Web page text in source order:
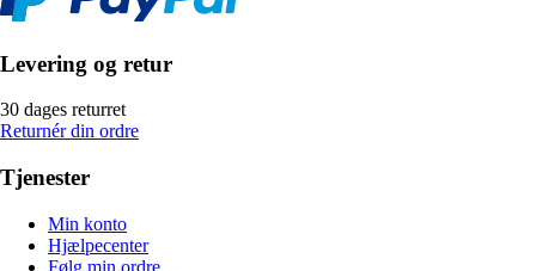
Levering og retur
30 dages returret
Returnér din ordre
Tjenester
Min konto
Hjælpecenter
Følg min ordre